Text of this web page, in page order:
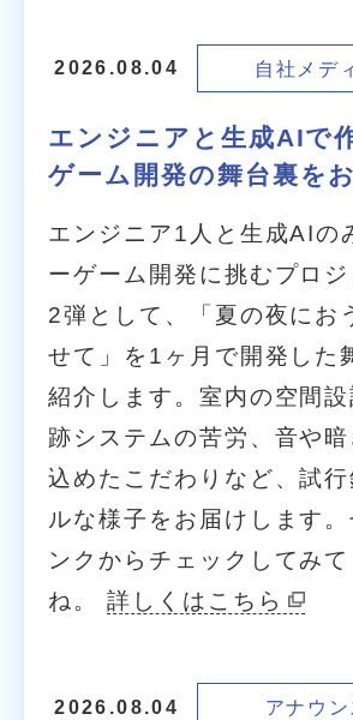
2026.08.04 自社メデ
エンジニアと生成AIで
ゲーム開発の舞台裏を
エンジニア1人と生成AIの
ーゲーム開発に挑むプロ
2弾として、「夏の夜にお
せて」を1ヶ月で開発した
紹介します。室内の空間
跡システムの苦労、音や
込めたこだわりなど、試
ルな様子をお届けします。
ンクからチェックしてみ
ね。詳しくはこちら
2026.08.04 アナウン